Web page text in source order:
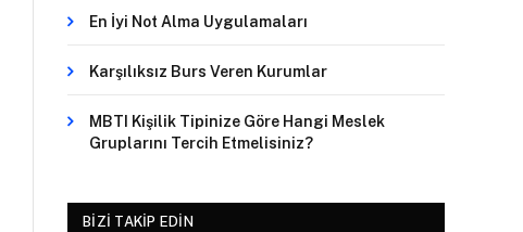
En İyi Not Alma Uygulamaları
Karşılıksız Burs Veren Kurumlar
MBTI Kişilik Tipinize Göre Hangi Meslek
Gruplarını Tercih Etmelisiniz?
BIZI TAKIP EDIN